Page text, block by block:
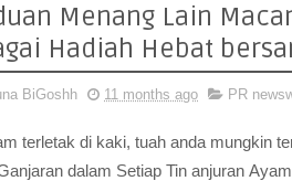
Menang Lain
Hadiah Hebat
BiGoshh 11 months ago PR
terletak di kaki, tuah anda mungkin
dalam Setiap Tin anjuran